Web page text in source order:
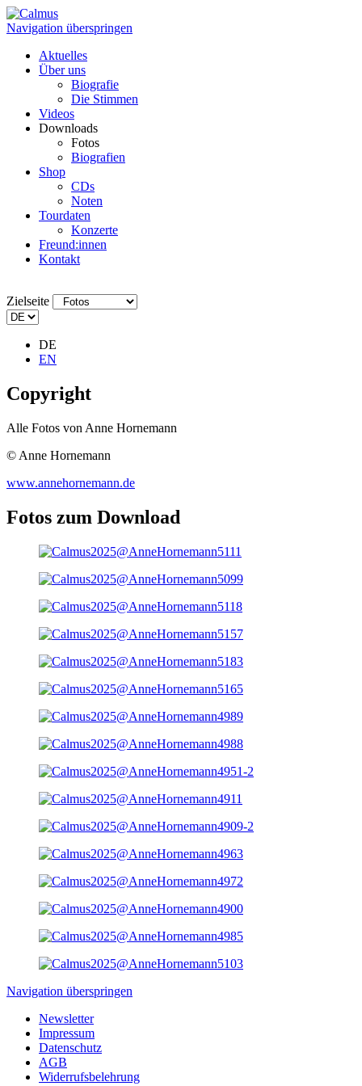
Navigation überspringen
Aktuelles
Über uns
Biografie
Die Stimmen
Videos
Downloads
Fotos
Biografien
Shop
CDs
Noten
Tourdaten
Konzerte
Freund:innen
Kontakt
Zielseite
DE
EN
Copyright
Alle Fotos von Anne Hornemann
© Anne Hornemann
www.annehornemann.de
Fotos zum Download
Navigation überspringen
Newsletter
Impressum
Datenschutz
AGB
Widerrufsbelehrung